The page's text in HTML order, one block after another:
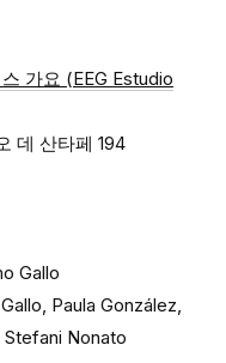
가요 (EEG Estudio
데 산타페 194
Gallo
Paula González,
Nonato